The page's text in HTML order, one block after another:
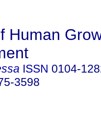
Human
ISSN 0104-
3598